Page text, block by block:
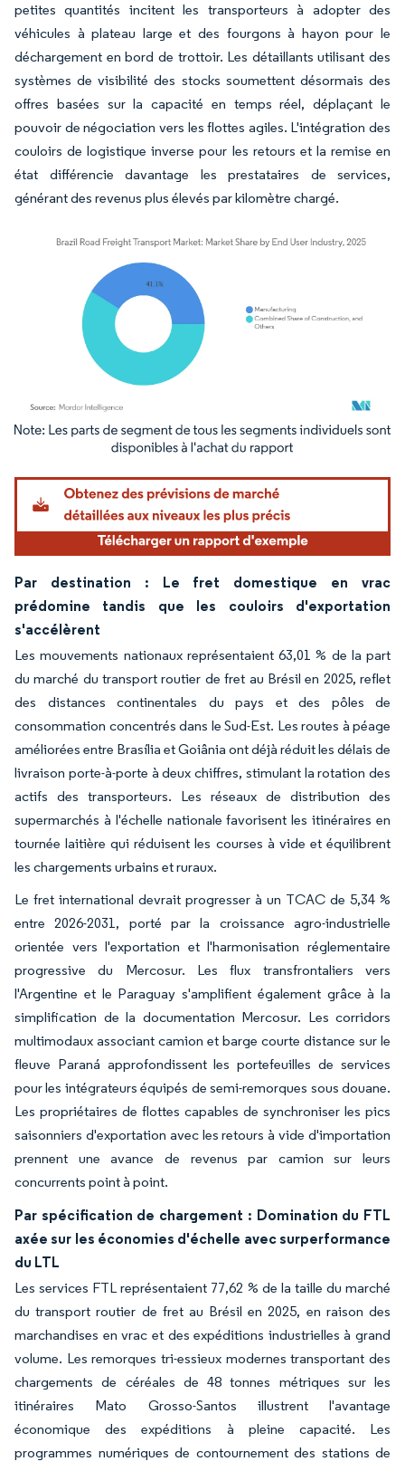
petites quantités incitent les transporteurs à adopter des
véhicules à plateau large et des fourgons à hayon pour le
déchargement en bord de trottoir. Les détaillants utilisant des
systèmes de visibilité des stocks soumettent désormais des
offres basées sur la capacité en temps réel, déplaçant le
pouvoir de négociation vers les flottes agiles. L'intégration des
couloirs de logistique inverse pour les retours et la remise en
état différencie davantage les prestataires de services,
générant des revenus plus élevés par kilomètre chargé.
Image © Mordor Intelligence. La réutilisation nécessite une attribution sous CC BY
Par destination : Le fret domestique en vrac
prédomine tandis que les couloirs d'exportation
s'accélèrent
Les mouvements nationaux représentaient 63,01 % de la part
du marché du transport routier de fret au Brésil en 2025, reflet
des distances continentales du pays et des pôles de
consommation concentrés dans le Sud-Est. Les routes à péage
améliorées entre Brasília et Goiânia ont déjà réduit les délais de
livraison porte-à-porte à deux chiffres, stimulant la rotation des
actifs des transporteurs. Les réseaux de distribution des
supermarchés à l'échelle nationale favorisent les itinéraires en
tournée laitière qui réduisent les courses à vide et équilibrent
les chargements urbains et ruraux.
Le fret international devrait progresser à un TCAC de 5,34 %
entre 2026-2031, porté par la croissance agro-industrielle
orientée vers l'exportation et l'harmonisation réglementaire
progressive du Mercosur. Les flux transfrontaliers vers
l'Argentine et le Paraguay s'amplifient également grâce à la
simplification de la documentation Mercosur. Les corridors
multimodaux associant camion et barge courte distance sur le
fleuve Paraná approfondissent les portefeuilles de services
pour les intégrateurs équipés de semi-remorques sous douane.
Les propriétaires de flottes capables de synchroniser les pics
saisonniers d'exportation avec les retours à vide d'importation
prennent une avance de revenus par camion sur leurs
concurrents point à point.
Par spécification de chargement : Domination du FTL
axée sur les économies d'échelle avec surperformance
du LTL
Les services FTL représentaient 77,62 % de la taille du marché
du transport routier de fret au Brésil en 2025, en raison des
marchandises en vrac et des expéditions industrielles à grand
volume. Les remorques tri-essieux modernes transportant des
chargements de céréales de 48 tonnes métriques sur les
itinéraires Mato Grosso-Santos illustrent l'avantage
économique des expéditions à pleine capacité. Les
programmes numériques de contournement des stations de